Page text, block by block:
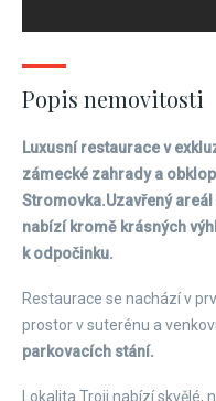
Popis nemovitosti
Luxusní restaurace v
zámecké zahrady a
Stromovka.Uzavřený
nabízí kromě krásných
k odpočinku.
Restaurace se nachází v
prostor v suterénu a
parkovacích stání.
Lokalita Troji nabízí skvělé,